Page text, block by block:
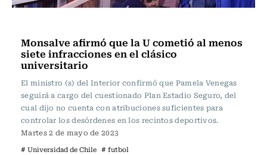
Monsalve afirmó que la U cometió al menos
siete infracciones en el clásico
universitario
El ministro (s) del Interior confirmó que Pamela Venegas
seguirá a cargo del cuestionado Plan Estadio Seguro, del
cual dijo no cuenta con atribuciones suficientes para
controlar los desórdenes en los recintos deportivos.
Martes 2 de mayo de 2023
# Universidad de Chile # futbol